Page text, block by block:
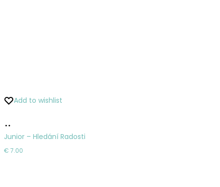
Add to wishlist
do
košíka
Junior – Hledání Radosti
€ 7.00